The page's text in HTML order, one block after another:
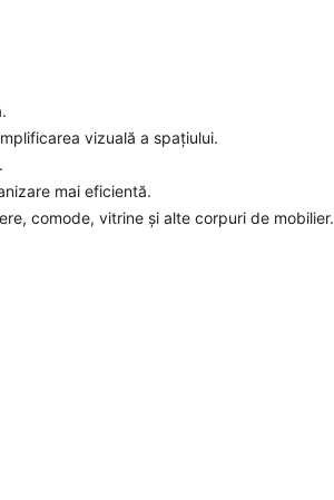
vizuală a spațiului.
mai eficientă.
comode, vitrine și alte corpuri de mobilier.